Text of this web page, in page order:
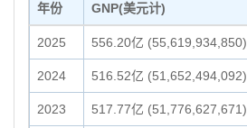
年份 GNP(美元计)
2025 556.20亿 (55,619,934,850)
2024 516.52亿 (51,652,494,092)
2023 517.77亿 (51,776,627,671)